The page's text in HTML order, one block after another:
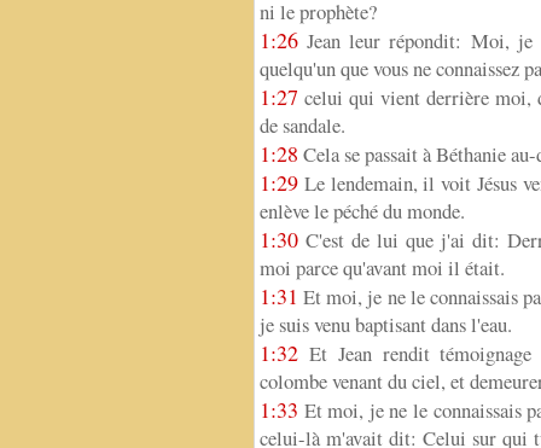
ni le prophète?
1:26 Jean leur répondit: Moi, je
quelqu'un que vous ne connaissez
1:27 celui qui vient derrière moi,
de sandale.
1:28 Cela se passait à Béthanie
1:29 Le lendemain, il voit Jésus
enlève le péché du monde.
1:30 C'est de lui que j'ai dit:
moi parce qu'avant moi il était.
1:31 Et moi, je ne le connaissais
je suis venu baptisant dans l'eau.
1:32 Et Jean rendit
colombe venant du ciel, et
1:33 Et moi, je ne le connaissais
celui-là m'avait dit: Celui sur qui